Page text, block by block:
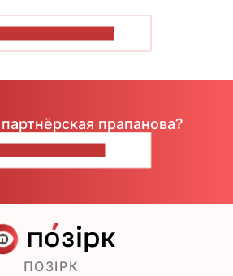
прапанова?
ПОЗІРК